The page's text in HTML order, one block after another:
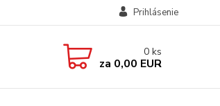
Prihlásenie
0 ks
za 0,00 EUR